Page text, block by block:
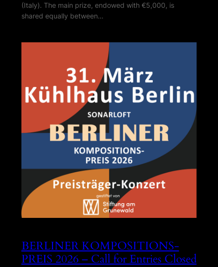
(Italy). The main prize, endowed with €5,000, is
shared equally between…
BERLINER KOMPOSITIONS-
PREIS 2026 – Call for Entries Closed